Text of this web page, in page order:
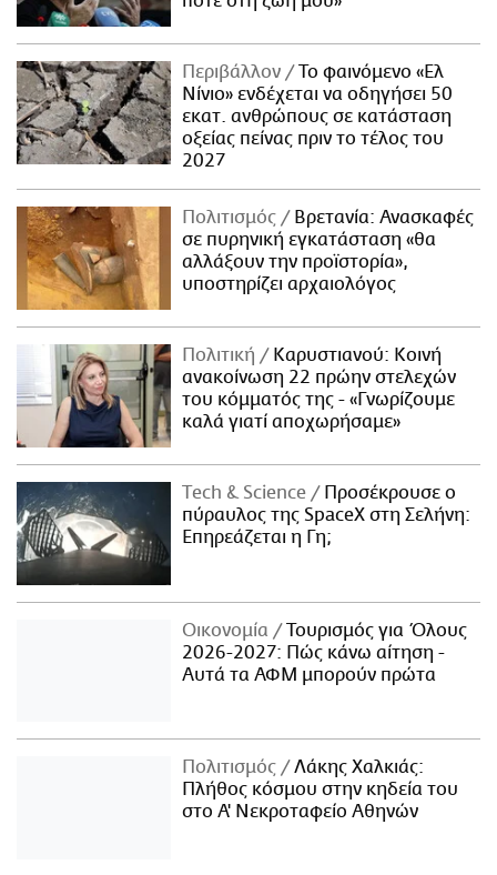
Περιβάλλον
Το φαινόμενο «Ελ
Νίνιο» ενδέχεται να οδηγήσει 50
εκατ. ανθρώπους σε κατάσταση
οξείας πείνας πριν το τέλος του
2027
Πολιτισμός
Βρετανία: Ανασκαφές
σε πυρηνική εγκατάσταση «θα
αλλάξουν την προϊστορία»,
υποστηρίζει αρχαιολόγος
Πολιτική
Καρυστιανού: Κοινή
ανακοίνωση 22 πρώην στελεχών
του κόμματός της - «Γνωρίζουμε
καλά γιατί αποχωρήσαμε»
Τech & Science
Προσέκρουσε ο
πύραυλος της SpaceX στη Σελήνη:
Επηρεάζεται η Γη;
Οικονομία
Τουρισμός για Όλους
2026-2027: Πώς κάνω αίτηση -
Αυτά τα ΑΦΜ μπορούν πρώτα
Πολιτισμός
Λάκης Χαλκιάς:
Πλήθος κόσμου στην κηδεία του
στο Α' Νεκροταφείο Αθηνών